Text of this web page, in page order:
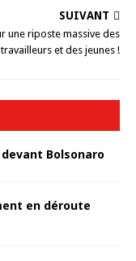
SUIVANT
une riposte massive des
travailleurs et des jeunes !
Bolsonaro
en déroute